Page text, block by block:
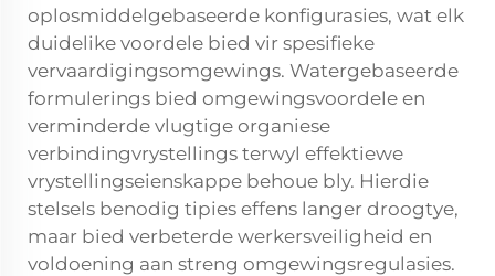
oplosmiddelgebaseerde konfigurasies, wat elk
duidelike voordele bied vir spesifieke
vervaardigingsomgewings. Watergebaseerde
formulerings bied omgewingsvoordele en
verminderde vlugtige organiese
verbindingvrystellings terwyl effektiewe
vrystellingseienskappe behoue bly. Hierdie
stelsels benodig tipies effens langer droogtye,
maar bied verbeterde werkersveiligheid en
voldoening aan streng omgewingsregulasies.